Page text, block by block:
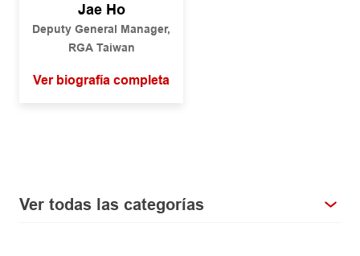
Jae Ho
Deputy General Manager,
RGA Taiwan
Ver biografía completa
Ver todas las categorías